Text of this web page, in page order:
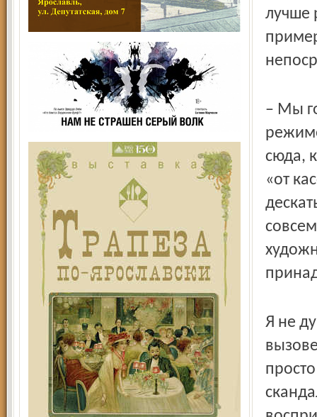
лучше
– Мы
сюда,
«от
Я не